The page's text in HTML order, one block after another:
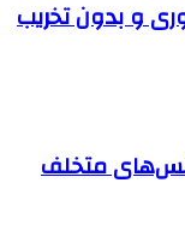
و بدون تخریب
متخلف